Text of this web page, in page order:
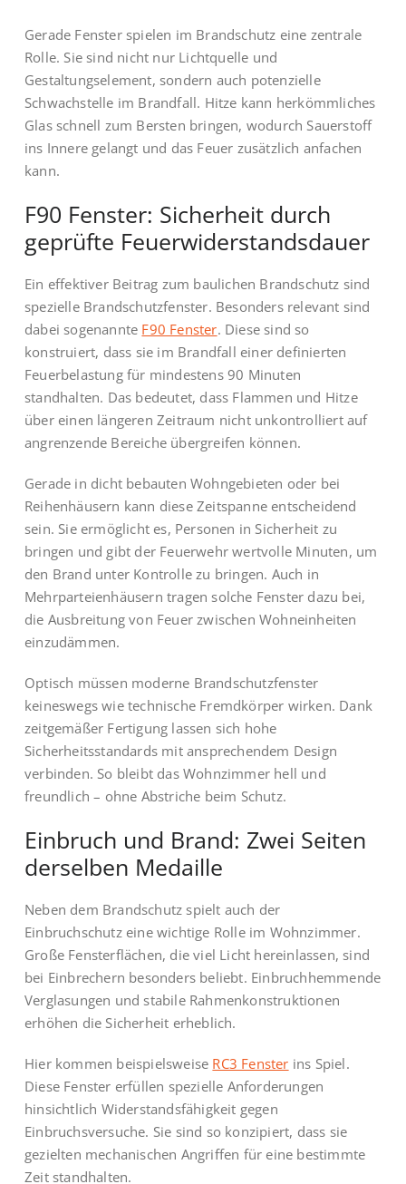
Gerade Fenster spielen im Brandschutz eine zentrale
Rolle. Sie sind nicht nur Lichtquelle und
Gestaltungselement, sondern auch potenzielle
Schwachstelle im Brandfall. Hitze kann herkömmliches
Glas schnell zum Bersten bringen, wodurch Sauerstoff
ins Innere gelangt und das Feuer zusätzlich anfachen
kann.
F90 Fenster: Sicherheit durch
geprüfte Feuerwiderstandsdauer
Ein effektiver Beitrag zum baulichen Brandschutz sind
spezielle Brandschutzfenster. Besonders relevant sind
dabei sogenannte F90 Fenster. Diese sind so
konstruiert, dass sie im Brandfall einer definierten
Feuerbelastung für mindestens 90 Minuten
standhalten. Das bedeutet, dass Flammen und Hitze
über einen längeren Zeitraum nicht unkontrolliert auf
angrenzende Bereiche übergreifen können.
Gerade in dicht bebauten Wohngebieten oder bei
Reihenhäusern kann diese Zeitspanne entscheidend
sein. Sie ermöglicht es, Personen in Sicherheit zu
bringen und gibt der Feuerwehr wertvolle Minuten, um
den Brand unter Kontrolle zu bringen. Auch in
Mehrparteienhäusern tragen solche Fenster dazu bei,
die Ausbreitung von Feuer zwischen Wohneinheiten
einzudämmen.
Optisch müssen moderne Brandschutzfenster
keineswegs wie technische Fremdkörper wirken. Dank
zeitgemäßer Fertigung lassen sich hohe
Sicherheitsstandards mit ansprechendem Design
verbinden. So bleibt das Wohnzimmer hell und
freundlich – ohne Abstriche beim Schutz.
Einbruch und Brand: Zwei Seiten
derselben Medaille
Neben dem Brandschutz spielt auch der
Einbruchschutz eine wichtige Rolle im Wohnzimmer.
Große Fensterflächen, die viel Licht hereinlassen, sind
bei Einbrechern besonders beliebt. Einbruchhemmende
Verglasungen und stabile Rahmenkonstruktionen
erhöhen die Sicherheit erheblich.
Hier kommen beispielsweise RC3 Fenster ins Spiel.
Diese Fenster erfüllen spezielle Anforderungen
hinsichtlich Widerstandsfähigkeit gegen
Einbruchsversuche. Sie sind so konzipiert, dass sie
gezielten mechanischen Angriffen für eine bestimmte
Zeit standhalten.